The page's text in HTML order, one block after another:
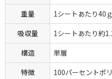
重量
1シートあたり40
吸収量
1シートあたり約
構造
単層
特徴
100パーセントポ